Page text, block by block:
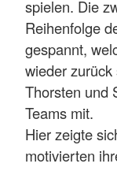
spielen. Die
Reihenfolge
gespannt,
wieder
Thorsten und
Teams mit.
Hier zeigte
motivierten